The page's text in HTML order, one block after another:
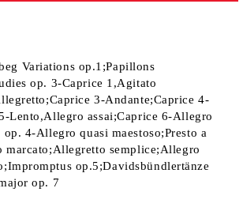
Variations op.1;Papillons
op. 3-Caprice 1,Agitato
3-Andante;Caprice 4-
Lento,Allegro assai;Caprice 6-Allegro
op. 4-Allegro quasi maestoso;Presto a
marcato;Allegretto semplice;Allegro
op.5;Davidsbündlertänze
op. 7